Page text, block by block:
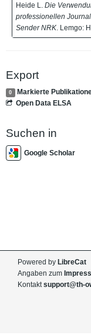
Heide L. Die
professionellen
Sender NRK . Lemgo:
Export
0
Markierte
Open Data ELSA
Suchen in
Google Scholar
Powered by LibreCat
Angaben zum
Kontaktsupport@th-